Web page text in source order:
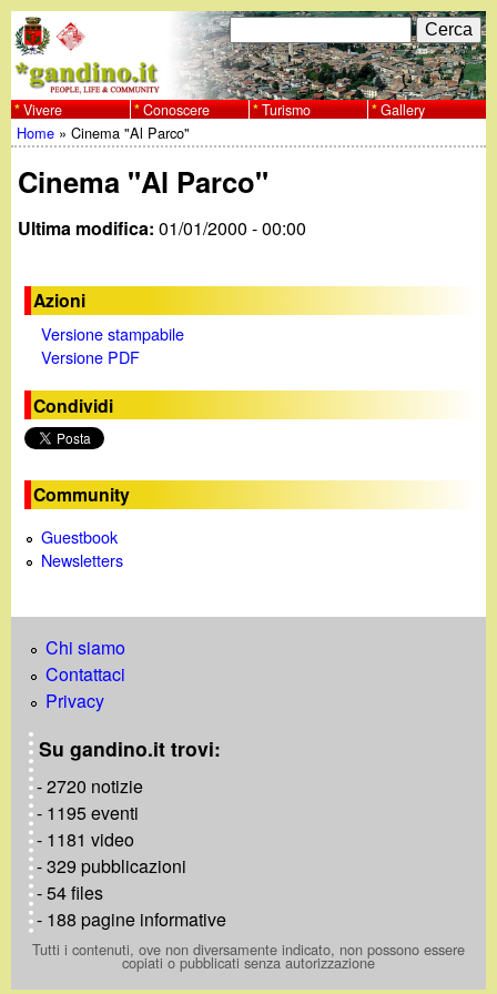
al
contenuto
principale
w
w
w
a
n
d
n
o
F
o
r
m
d
r
c
r
C
e
r
c
Vivere Conoscere Turismo Gallery
Tu
sei
qui
Home »Cinema "Al Parco"
Cinema "Al Parco"
Ultima modifica:01/01/2000 - 00:00
Azioni
Versione stampabile
Versione PDF
Condividi
Community
Guestbook
Newsletters
Chi siamo
Contattaci
Privacy
Su gandino.it trovi:
- 2720 notizie
- 1195 eventi
- 1181 video
- 329 pubblicazioni
- 54 files
- 188 pagine informative
Tutti i contenuti, ove non diversamente indicato, non possono essere
copiati o pubblicati senza autorizzazione